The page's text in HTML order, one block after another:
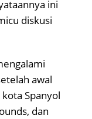
ini
diskusi
awal
Spanyol
dan